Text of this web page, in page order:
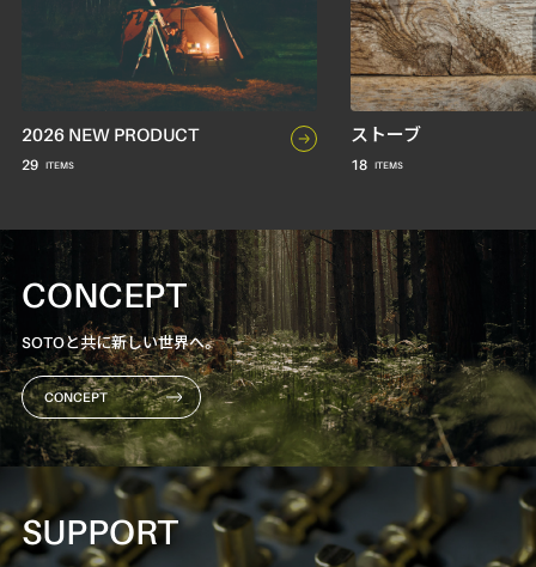
2026 NEW PRODUCT
29
ストーブ
18
CONCEPT
SOTOと共に新しい世界へ。
CONCEPT
SUPPORT